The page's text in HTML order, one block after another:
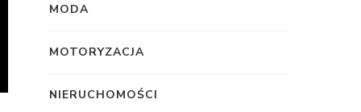
MODA
MOTORYZACJA
NIERUCHOMOŚCI